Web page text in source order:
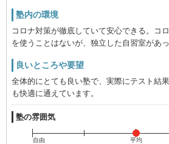
塾内の環境
コロナ対策が徹底していて安心できる。コ
を使うことはないが、独立した自習室があ
良いところや要望
全体的にとても良い塾で、実際にテスト結
も快適に通えています。
塾の雰囲気
自由 平均